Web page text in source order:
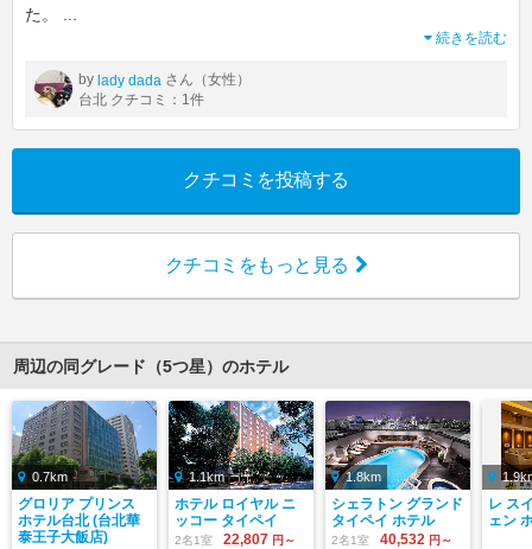
た。
続きを読む
by lady dada さん（女性）
台北 クチコミ：1件
クチコミを投稿する
クチコミをもっと見る
周辺の同グレード（5つ星）のホテル
0.7km
グロリア プリンス
ホテル台北 (台北華
泰王子大飯店)
1.1km
ホテル ロイヤル ニ
ッコー タイペイ
2名1室 22,807 円～
1.8km
シェラトン グランド
タイペイ ホテル
2名1室 40,532 円～
レ ス
ェン